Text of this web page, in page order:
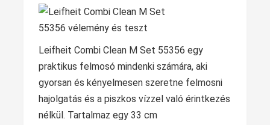
Leifheit Combi Clean M Set 55356 egy
praktikus felmosó mindenki számára, aki
gyorsan és kényelmesen szeretne felmosni
hajolgatás és a piszkos vízzel való érintkezés
nélkül. Tartalmaz egy 33 cm